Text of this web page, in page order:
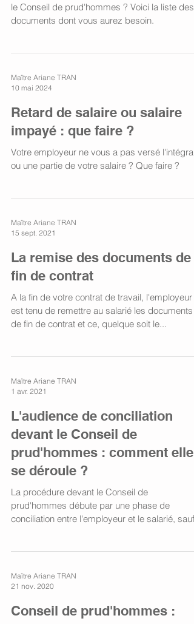
le Conseil de prud'hommes ? Voici la liste des
documents dont vous aurez besoin.
Maître Ariane TRAN
10 mai 2024
Retard de salaire ou salaire
impayé : que faire ?
Votre employeur ne vous a pas versé
ou une partie de votre salaire ? Que faire ?
Maître Ariane TRAN
15 sept. 2021
La remise des documents de
fin de contrat
A la fin de votre contrat de travail, l'employeur
est tenu de remettre au salarié les documents
de fin de contrat et ce, quelque soit le...
Maître Ariane TRAN
1 avr. 2021
L'audience de conciliation
devant le Conseil de
prud'hommes : comment elle
se déroule ?
La procédure devant le Conseil de
prud'hommes débute par une phase de
conciliation entre l'employeur et le salarié, sauf
Maître Ariane TRAN
21 nov. 2020
Conseil de prud'hommes :